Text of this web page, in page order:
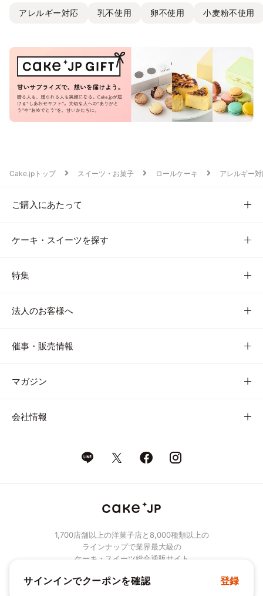
アレルギー対応 乳不使用 卵不使用 小麦粉不使用
Cake.jpトップ スイーツ・お菓子 ロールケーキ アレルギー
ご購入にあたって
ケーキ・スイーツを探す
特集
法人のお客様へ
催事・販売情報
マガジン
会社情報
1,700店舗以上の洋菓子店と8,000種類以上の
ラインナップで業界最大級の
ケーキ・スイーツ総合通販サイト
© Cake.jp Co., Ltd.
サインインでクーポンを確認 登録